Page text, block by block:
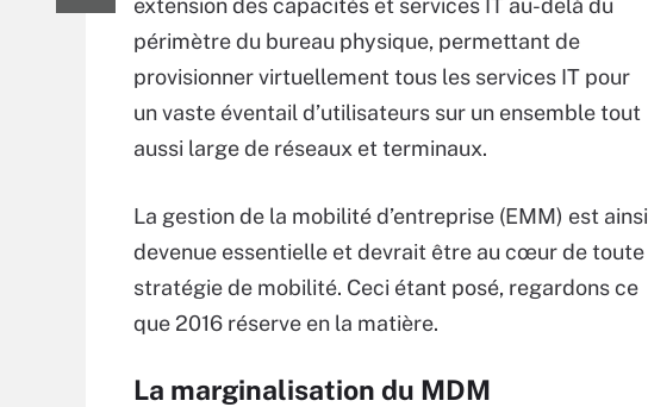
extension des capacités et services IT au-delà du
périmètre du bureau physique, permettant de
provisionner virtuellement tous les services IT pour
un vaste éventail d’utilisateurs sur un ensemble tout
aussi large de réseaux et terminaux.
La gestion de la mobilité d’entreprise (EMM) est ainsi
devenue essentielle et devrait être au cœur de toute
stratégie de mobilité. Ceci étant posé, regardons ce
que 2016 réserve en la matière.
La marginalisation du MDM